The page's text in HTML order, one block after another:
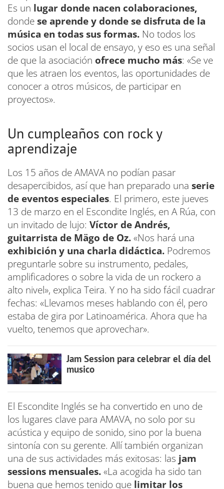
Es un lugar donde nacen colaboraciones,
dondese aprende y donde se disfruta de la
música en todas sus formas. No todos los
socios usan el local de ensayo, y eso es una señal
de que la asociación ofrece mucho más: «Se ve
que les atraen los eventos, las oportunidades de
conocer a otros músicos, de participar en
proyectos».
Un cumpleaños con rock y
aprendizaje
Los 15 años de AMAVA no podían pasar
desapercibidos, así que han preparado una serie
de eventos especiales. El primero, este jueves
13 de marzo en el Escondite Inglés, en A Rúa, con
un invitado de lujo: Víctor de Andrés,
guitarrista de Mägo de Oz.«Nos hará una
exhibición y una charla didáctica. Podremos
preguntarle sobre su instrumento, pedales,
amplificadores o sobre la vida de un rockero a
alto nivel», explica Teira. Y no ha sido fácil cuadrar
fechas: «Llevamos meses hablando con él, pero
estaba de gira por Latinoamérica. Ahora que ha
vuelto, tenemos que aprovechar».
Jam Session para celebrar el día del
musico
El Escondite Inglés se ha convertido en uno de
los lugares clave para AMAVA, no solo por su
acústica y equipo de sonido, sino por la buena
sintonía con su gerente. Allí también organizan
una de sus actividades más exitosas: las jam
sessions mensuales.«La acogida ha sido tan
buena que hemos tenido que limitar los